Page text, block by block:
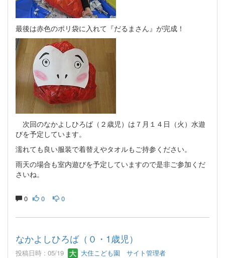
最後は赤色のポリ袋に入れて『だるまさん』が完成！
次回のなかよしひろば（２歳児）は７月１４日（火）水遊
びを予定しています。
濡れても良い服装で着替えやタオルもご持参ください。
雨天の場合も室内遊びを予定していますので是非ご参加くだ
さいね。
0 0 0
なかよしひろば（０・1歳児）
投稿日時 : 05/19 大住こども園 サイト管理者